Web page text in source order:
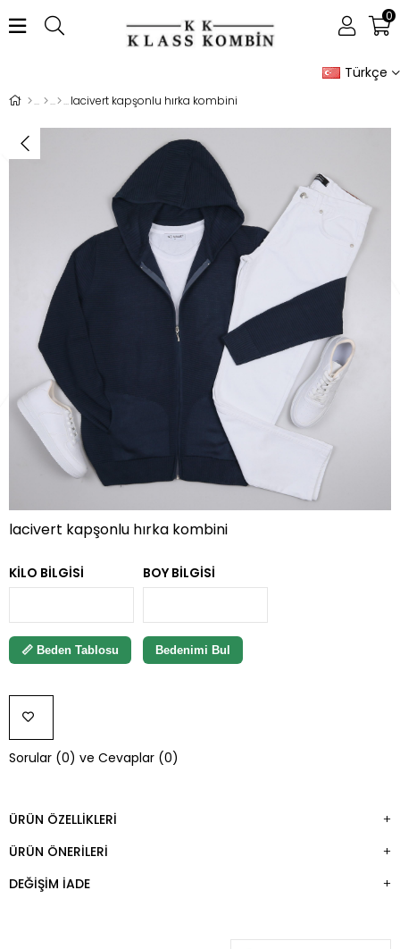
Türkçe
0
lacivert kapşonlu hırka kombini
lacivert kapşonlu hırka kombini
KILO BILGISI BOY BILGISI
📏 Beden Tablosu Bedenimi Bul
FAVORILERE
EKLE
Sorular (0) ve Cevaplar (0)
ÜRÜN ÖZELLIKLERI
ÜRÜN ÖNERILERI
DEĞIŞIM İADE